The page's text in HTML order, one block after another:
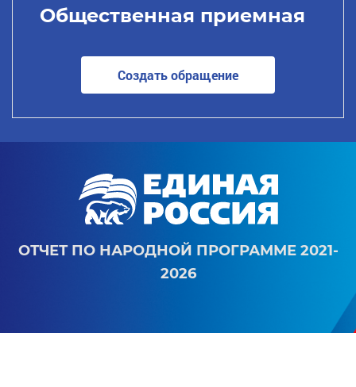
Общественная приемная
Создать обращение
ОТЧЕТ ПО НАРОДНОЙ ПРОГРАММЕ 2021-
2026